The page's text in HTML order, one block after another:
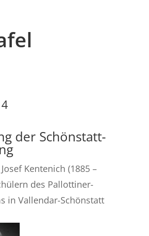
der Schönstatt-
Kentenich (1885 –
des Pallottiner-
in Vallendar-Schönstatt